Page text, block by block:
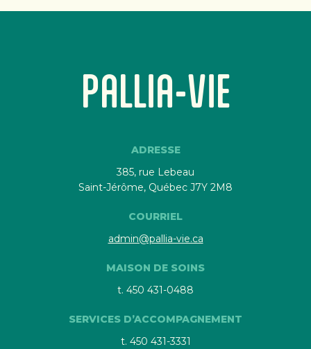
PALLIA-VIE
ADRESSE
385, rue Lebeau
Saint-Jérôme, Québec J7Y 2M8
COURRIEL
admin@pallia-vie.ca
MAISON DE SOINS
t. 450 431-0488
SERVICES D’ACCOMPAGNEMENT
t. 450 431-3331